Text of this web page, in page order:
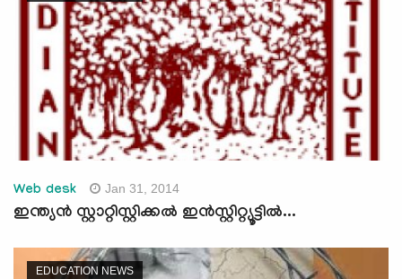
Web desk Jan 31, 2014
ഇന്ത്യന്‍ സ്റ്റാറ്റിസ്റ്റിക്കല്‍ ഇന്‍സ്റ്റിറ്റ്യൂട്ടില്‍...
EDUCATION NEWS